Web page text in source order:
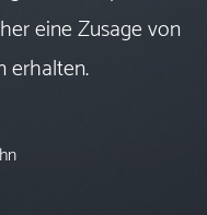
eine Zusage von
erhalten.